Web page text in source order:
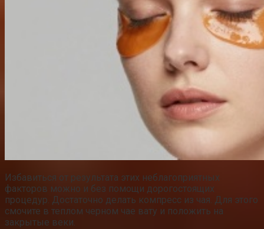
Избавиться от результата этих неблагоприятных
факторов можно и без помощи дорогостоящих
процедур. Достаточно делать компресс из чая. Для этого
смочите в теплом черном чае вату и положить на
закрытые веки.